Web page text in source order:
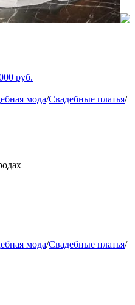
руб.
мода/Свадебные платья/
мода/Свадебные платья/